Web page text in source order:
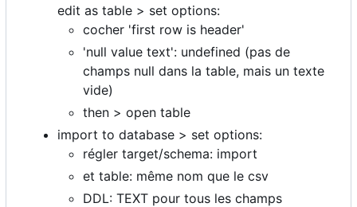
edit as table > set options:
cocher 'first row is header'
'null value text': undefined (pas de
champs null dans la table, mais un texte
vide)
then > open table
import to database > set options:
régler target/schema: import
et table: même nom que le csv
DDL: TEXT pour tous les champs